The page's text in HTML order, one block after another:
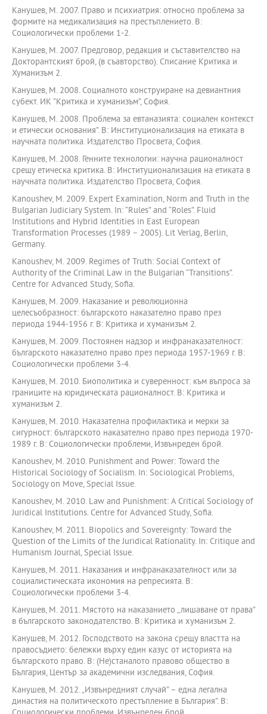
Канушев, М. 2007. Право и психиатрия: относно проблема за
формите на медикализация на престъплението. В:
Социологически проблеми 1-2.
Канушев, М. 2007. Предговор, редакция и съставителство на
Докторантският брой, (в съавторство). Списание Критика и
Хуманизъм 2.
Канушев, М. 2008. Социалното конструиране на девиантния
субект. ИК “Критика и хуманизъм”, София.
Канушев, М. 2008. Проблема за евтаназията: социален контекст
и етически основания”. В: Институционализация на етиката в
научната политика. Издателство Просвета, София.
Канушев, М. 2008. Генните технологии: научна рационалност
срещу етическа критика. В: Институционализация на етиката в
научната политика. Издателство Просвета, София.
Kanoushev, M. 2009. Expert Examination, Norm and Truth in the
Bulgarian Judiciary System. In: “Rules” and “Roles”. Fluid
Institutions and Hybrid Identities in East European
Transformation Processes (1989 – 2005). Lit Verlag, Berlin,
Germany.
Kanoushev, M. 2009. Regimes of Truth: Social Context of
Authority of the Criminal Law in the Bulgarian “Transitions”.
Centre for Advanced Study, Sofia.
Канушев, М. 2009. Наказание и революционна
целесъобразност: българското наказателно право през
периода 1944-1956 г. В: Критика и хуманизъм 2.
Канушев, М. 2009. Постоянен надзор и инфранаказателност:
българското наказателно право през периода 1957-1969 г. В:
Социологически проблеми 3-4.
Канушев, М. 2010. Биополитика и суверенност: към въпроса за
границите на юридическата рационалност. В: Критика и
хуманизъм 2.
Канушев, М. 2010. Наказателна профилактика и мерки за
сигурност: българското наказателно право през периода 1970-
1989 г. В: Социологически проблеми, Извънреден брой.
Kanoushev, M. 2010. Punishment and Power: Toward the
Historical Sociology of Socialism. In: Sociological Problems,
Sociology on Move, Special Issue.
Kanoushev, M. 2010. Lаw and Punishment: A Critical Sociology of
Juridical Institutions. Centre for Advanced Study, Sofia.
Kanoushev, M. 2011. Biopolics and Sovereignty: Toward the
Question of the Limits of the Juridical Rationality. In: Critique and
Humanism Journal, Special Issue.
Канушев, М. 2011. Наказания и инфранаказателност или за
социалистическата икономия на репресията. В:
Социологически проблеми 3-4.
Канушев, М. 2011. Мястото на наказанието „лишаване от права”
в българското законодателство. В: Критика и хуманизъм 2.
Канушев, М. 2012. Господството на закона срещу властта на
правосъдието: бележки върху един казус от историята на
българското право. В: (Не)станалото правово общество в
България, Център за академични изследвания, София.
Канушев, М. 2012. „Извънредният случай” – една легална
династия на политическото престъпление в България”. В: